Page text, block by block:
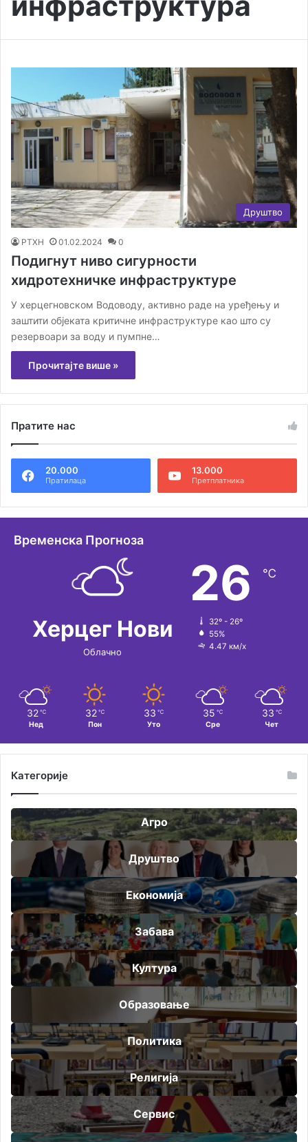
Друштво
РТХН 01.02.2024 0
Подигнут ниво сигурности
хидротехничке инфраструктуре
У херцегновском Водоводу, активно раде на уређењу и
заштити објеката критичне инфраструктуре као што су
резервоари за воду и пумпне…
Прочитајте више »
Пратите нас
20.000
Пратилаца
13.000
Претплатника
Временска Прогноза
Херцег Нови
Облачно
26 ℃
32º - 26º
55%
4.47 км/х
32 ℃
Нед
32 ℃
Пон
33 ℃
Уто
35 ℃
Сре
33 ℃
Чет
Категорије
Агро
Друштво
Економија
Забава
Култура
Образовање
Политика
Религија
Сервис